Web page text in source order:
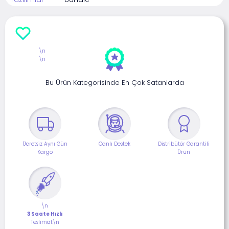
Bu Ürün Kategorisinde En Çok Satanlarda
Ücretsiz Aynı Gün
Kargo
Canlı Destek
Distribütör Garantili
Ürün
\n
3 Saate Hızlı
Teslimat\n
\n
\n